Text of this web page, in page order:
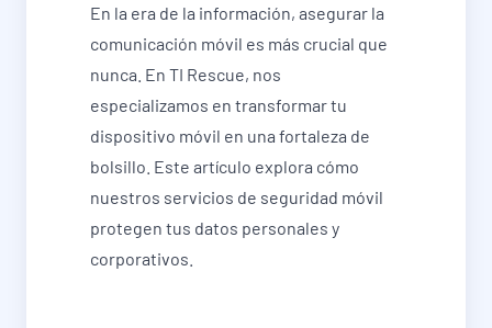
En la era de la información, asegurar la
comunicación móvil es más crucial que
nunca. En TI Rescue, nos
especializamos en transformar tu
dispositivo móvil en una fortaleza de
bolsillo. Este artículo explora cómo
nuestros servicios de seguridad móvil
protegen tus datos personales y
corporativos.